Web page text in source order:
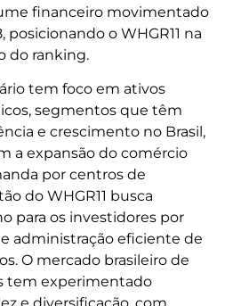
financeiro movimentado
posicionando o WHGR11 na
do ranking.
tem foco em ativos
segmentos que têm
e crescimento no Brasil,
a expansão do comércio
por centros de
do WHGR11 busca
para os investidores por
administração eficiente de
O mercado brasileiro de
tem experimentado